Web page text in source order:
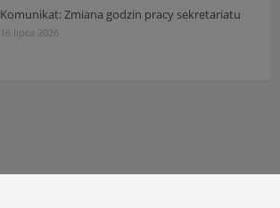
Komunikat: Zmiana godzin pracy sekretariatu
16 lipca 2026